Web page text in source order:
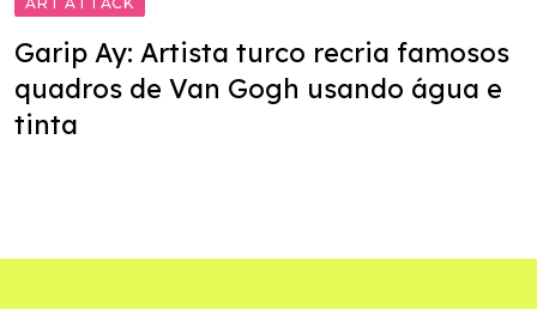
Garip Ay: Artista turco recria famosos
quadros de Van Gogh usando água e
tinta